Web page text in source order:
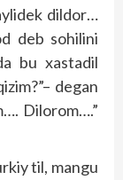
dildor…
deb sohilini
bu xastadil
degan
Dilorom….”
til, mangu